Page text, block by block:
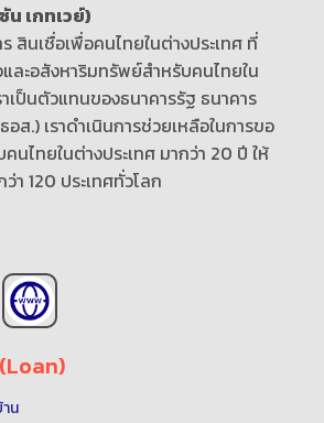
น เกทเวย์)
สินเชื่อเพื่อคนไทยในต่างประเทศ ที่
ละอสังหาริมทรัพย์สำหรับคนไทยใน
าเป็นตัวแทนของธนาคารรัฐ ธนาคาร
อส.) เราดำเนินการช่วยเหลือในการขอ
นไทยในต่างประเทศ มากว่า 20 ปี ให้
า 120 ประเทศทั่วโลก
น